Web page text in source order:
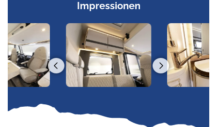
Impressionen